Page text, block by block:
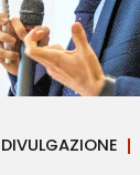
DIVULGAZIONE